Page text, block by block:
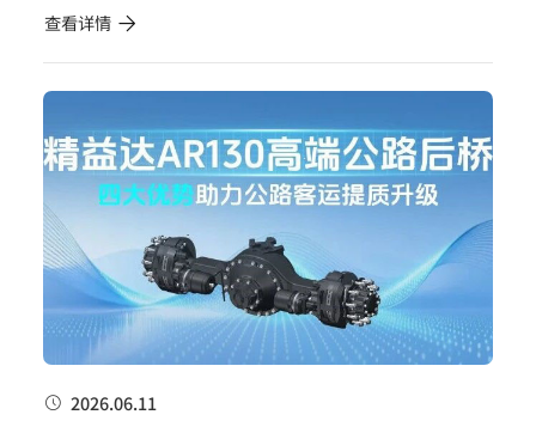
地方财政压力、人口老龄化、轨道交通分散客流等多
重因素影响，...
查看详情
2026.06.11